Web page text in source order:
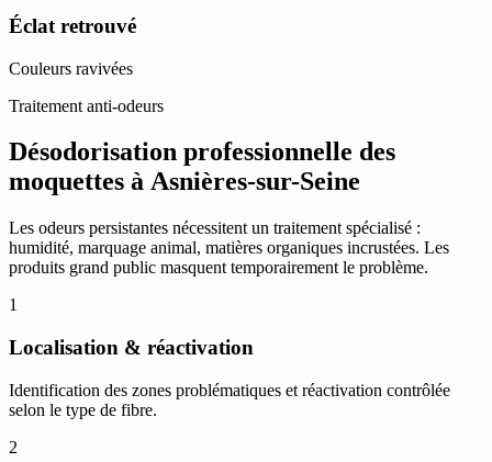
Éclat retrouvé
Couleurs ravivées
Traitement anti-odeurs
Désodorisation professionnelle des
moquettes à Asnières-sur-Seine
Les odeurs persistantes nécessitent un traitement spécialisé :
humidité, marquage animal, matières organiques incrustées. Les
produits grand public masquent temporairement le problème.
1
Localisation & réactivation
Identification des zones problématiques et réactivation contrôlée
selon le type de fibre.
2